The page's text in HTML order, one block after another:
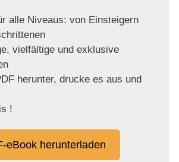
alle Niveaus: von Einsteigern
vielfältige und exklusive
herunter, drucke es aus und
!
eBook herunterladen